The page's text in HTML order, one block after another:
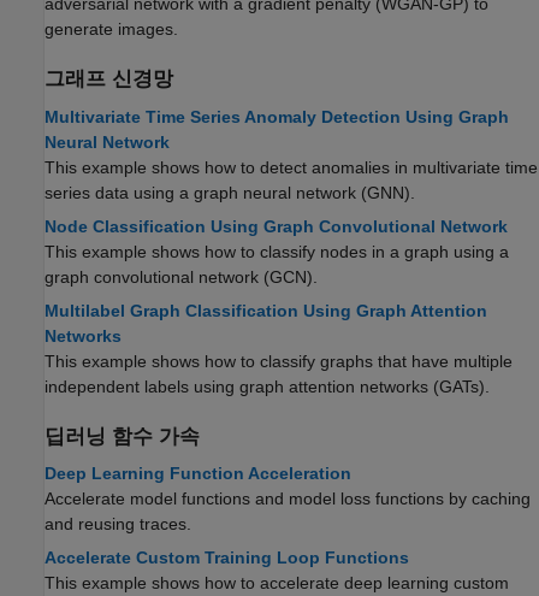
generate images.
그래프 신경망
Multivariate Time Series Anomaly Detection Using Graph
Neural Network
This example shows how to detect anomalies in multivariate time
series data using a graph neural network (GNN).
Node Classification Using Graph Convolutional Network
This example shows how to classify nodes in a graph using a
graph convolutional network (GCN).
Multilabel Graph Classification Using Graph Attention
Networks
This example shows how to classify graphs that have multiple
independent labels using graph attention networks (GATs).
딥러닝 함수 가속
Deep Learning Function Acceleration
Accelerate model functions and model loss functions by caching
and reusing traces.
Accelerate Custom Training Loop Functions
This example shows how to accelerate deep learning custom